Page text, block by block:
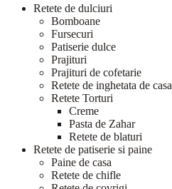
Retete de dulciuri
Bomboane
Fursecuri
Patiserie dulce
Prajituri
Prajituri de cofetarie
Retete de inghetata de casa
Retete Torturi
Creme
Pasta de Zahar
Retete de blaturi
Retete de patiserie si paine
Paine de casa
Retete de chifle